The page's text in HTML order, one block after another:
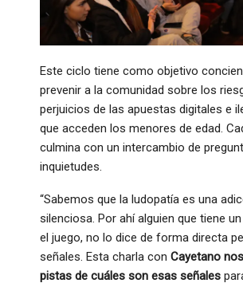
Este ciclo tiene como objetivo
prevenir a la comunidad sobre los
perjuicios de las apuestas digitales e
que acceden los menores de edad.
culmina con un intercambio de
inquietudes.
“Sabemos que la ludopatía es una
silenciosa. Por ahí alguien que tiene
el juego, no lo dice de forma directa
señales. Esta charla con Cayetano
pistas de cuáles son esas señales